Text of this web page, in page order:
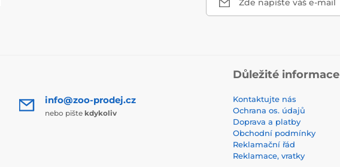
Zde napište váš e-mail
info@zoo-prodej.cz
nebo pište kdykoliv
Důležité informace
Kontaktujte nás
Ochrana os. údajů
Doprava a platby
Obchodní podmínky
Reklamační řád
Reklamace, vratky